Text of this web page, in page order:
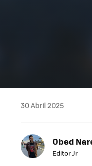
30 Abril 2025
Obed
Editor Jr